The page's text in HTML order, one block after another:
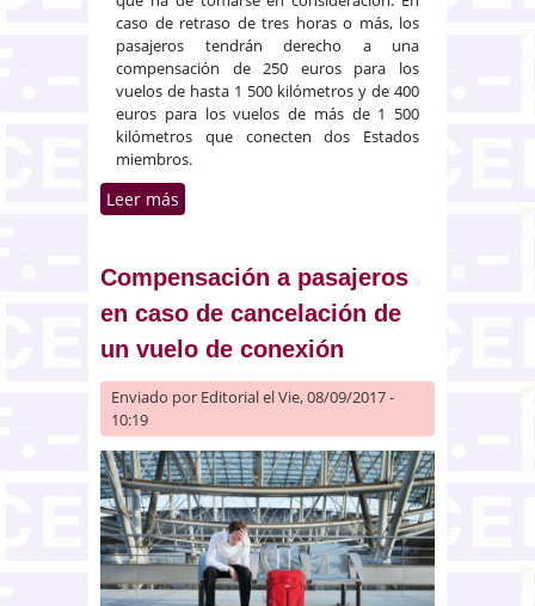
caso de retraso de tres horas o más, los
pasajeros tendrán derecho a una
compensación de 250 euros para los
vuelos de hasta 1 500 kilómetros y de 400
euros para los vuelos de más de 1 500
kilómetros que conecten dos Estados
miembros.
Leer más
gran retraso de los vuelos con
escalas
Compensación a pasajeros
en caso de cancelación de
un vuelo de conexión
Enviado por Editorialel Vie, 08/09/2017 -
10:19